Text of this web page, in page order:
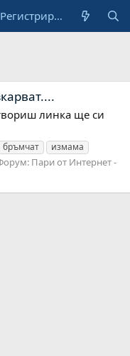
Регистрирай се
линка ще си
бръмчат
измама
Пари от Интернет -